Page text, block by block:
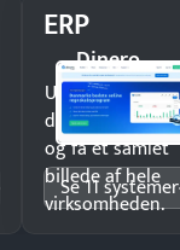
ERP
Dinero
Undgå
og få ét samlet
billede af hele
virksomheden.
Se 11 systemer